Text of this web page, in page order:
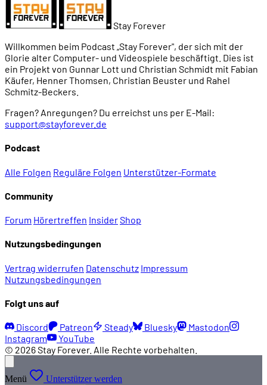
Stay Forever
Willkommen beim Podcast „Stay Forever", der sich mit der
Glorie alter Computer- und Videospiele beschäftigt. Dies ist
ein Projekt von Gunnar Lott und Christian Schmidt mit Fabian
Käufer, Henner Thomsen, Christian Beuster und Rahel
Schmitz-Beckers.
Fragen? Anregungen? Du erreichst uns per E-Mail:
support@stayforever.de
Podcast
Alle Folgen Reguläre Folgen Unterstützer-Formate
Community
Forum Hörertreffen InsiderShop
Nutzungsbedingungen
Vertrag widerrufen Datenschutz Impressum
Nutzungsbedingungen
Folgt uns auf
Discord Patreon Steady Bluesky
Mastodon
Instagram
YouTube
© 2026 Stay Forever. Alle Rechte vorbehalten.
Menü Unterstützer werden